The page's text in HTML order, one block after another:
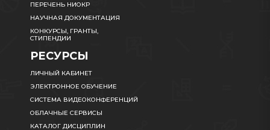
ПЕРЕЧЕНЬ НИОКР
НАУЧНАЯ ДОКУМЕНТАЦИЯ
КОНКУРСЫ, ГРАНТЫ,
СТИПЕНДИИ
РЕСУРСЫ
ЛИЧНЫЙ КАБИНЕТ
ЭЛЕКТРОННОЕ ОБУЧЕНИЕ
СИСТЕМА ВИДЕОКОНФЕРЕНЦИЙ
ОБЛАЧНЫЕ СЕРВИСЫ
КАТАЛОГ ДИСЦИПЛИН